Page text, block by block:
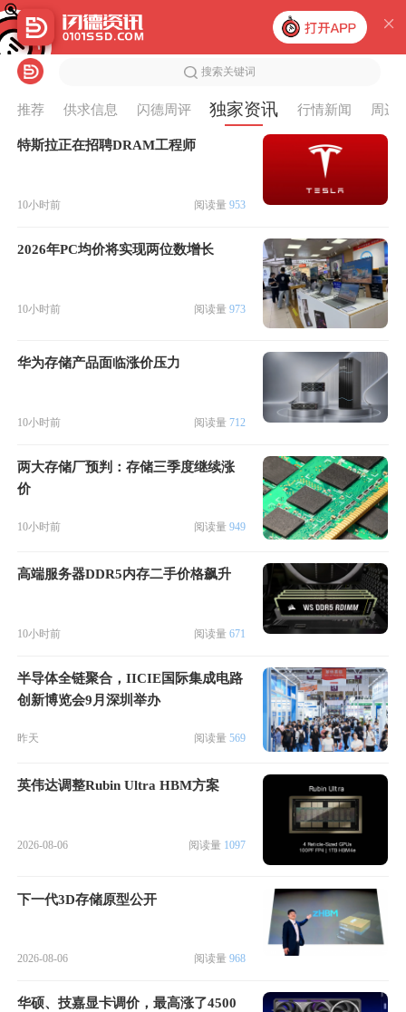
搜索关键词
推荐 供求信息 闪德周评 独家资讯 行情新闻 周边
特斯拉正在招聘DRAM工程师
10小时前 阅读量 953
2026年PC均价将实现两位数增长
10小时前 阅读量 973
华为存储产品面临涨价压力
10小时前 阅读量 712
两大存储厂预判：存储三季度继续涨
价
10小时前 阅读量 949
高端服务器DDR5内存二手价格飙升
10小时前 阅读量 671
半导体全链聚合，IICIE国际集成电路
创新博览会9月深圳举办
昨天 阅读量 569
英伟达调整Rubin Ultra HBM方案
2026-08-06 阅读量 1097
下一代3D存储原型公开
2026-08-06 阅读量 968
华硕、技嘉显卡调价，最高涨了4500